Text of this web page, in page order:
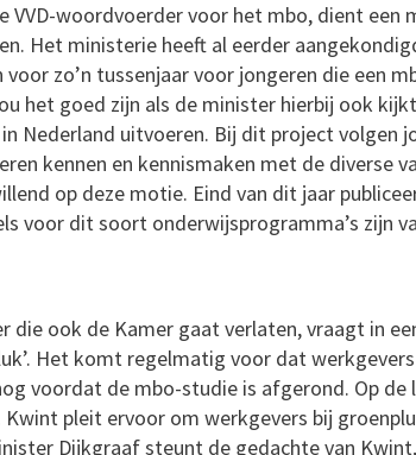
VVD-woordvoerder voor het mbo, dient een
Het ministerie heeft al eerder
zo’n tussenjaar voor jongeren die een
het goed zijn als de minister hierbij ook
Nederland uitvoeren. Bij dit project volgen
kennen en kennismaken met de diverse
op deze motie. Eind van dit jaar
voor dit soort onderwijsprogramma’s zijn
die ook de Kamer gaat verlaten, vraagt in
Het komt regelmatig voor dat
voordat de mbo-studie is afgerond. Op
pleit ervoor om werkgevers bij
Dijkgraaf steunt de gedachte van